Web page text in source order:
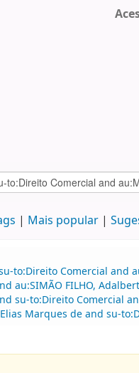
Mais popular
to:Direito Comercial and
FILHO,
su-to:Direito Comercial
Marques de and su-